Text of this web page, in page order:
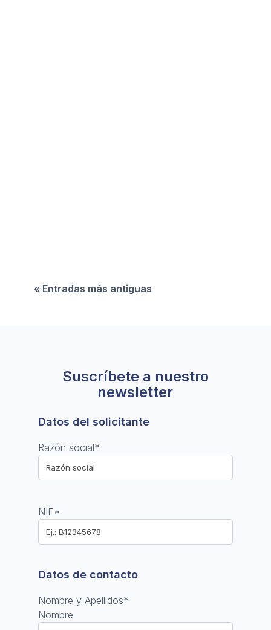
« Entradas más antiguas
Suscríbete a nuestro
newsletter
Datos del solicitante
Razón social*
NIF*
Datos de contacto
Nombre y Apellidos*
Nombre